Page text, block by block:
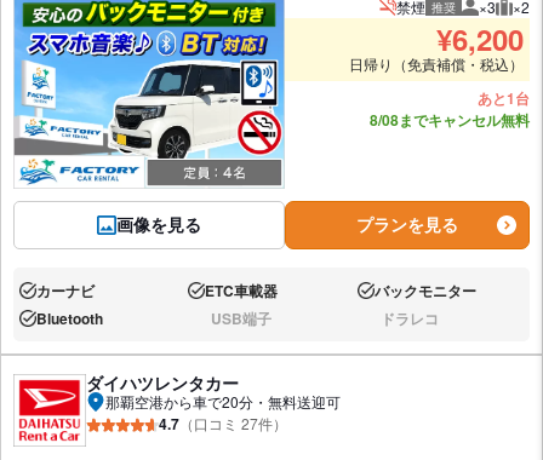
画像を見る
禁煙 推奨 推奨人数
×3 推
×2
¥6,200
日帰り（免責補償・税込）
あと1台
8/08までキャンセル無料
プランを見る
あり:カーナビ あり:ETC車載器 あり:バックモニター
あり:Bluetooth なし:USB端子 なし:ドラレコ
ダイハツレンタカー
那覇空港から車で20分・無料送迎可
4.7 （口コミ 27件）